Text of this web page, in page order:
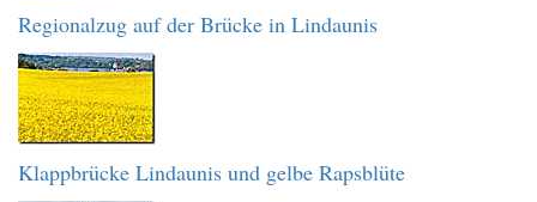
Regionalzug auf der Brücke in Lindaunis
Klappbrücke Lindaunis und gelbe Rapsblüte